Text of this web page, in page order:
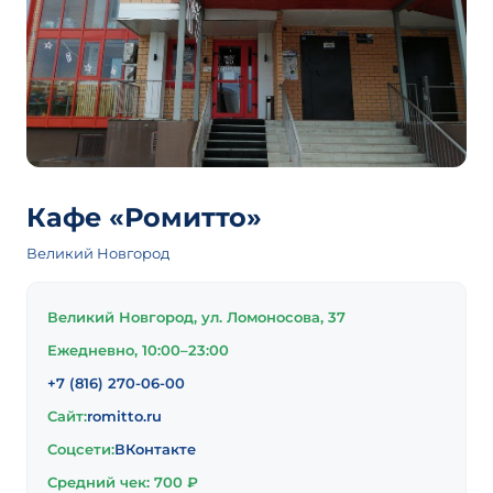
Кафе «Ромитто»
Великий Новгород
Великий Новгород, ул. Ломоносова, 37
Ежедневно, 10:00–23:00
+7 (816) 270-06-00
Сайт:romitto.ru
Соцсети:ВКонтакте
Средний чек: 700 ₽